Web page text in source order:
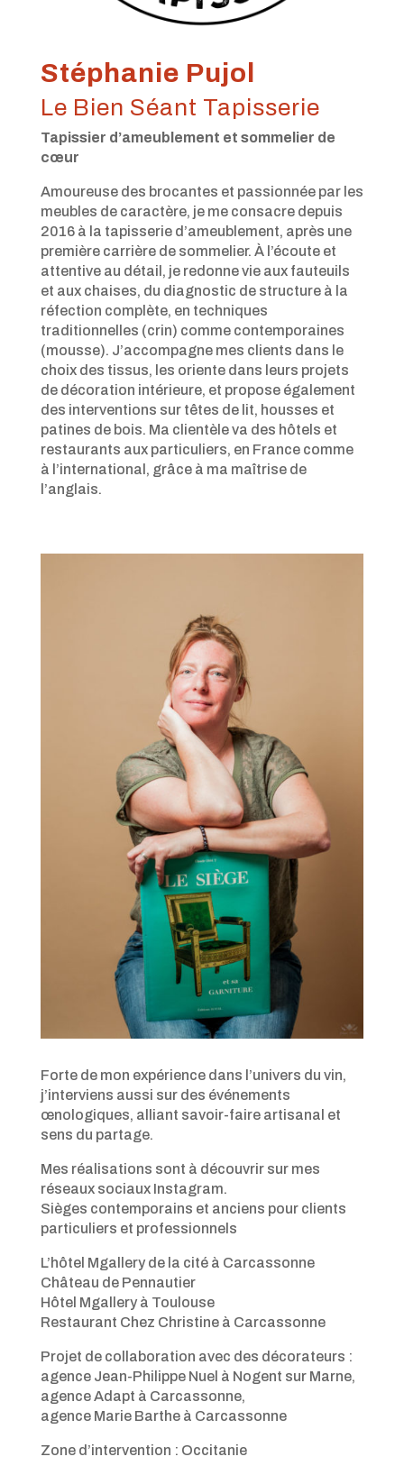
Stéphanie Pujol
Le Bien Séant Tapisserie
Tapissier d’ameublement et sommelier de
cœur
Amoureuse des brocantes et passionnée par les
meubles de caractère, je me consacre depuis
2016 à la tapisserie d’ameublement, après une
première carrière de sommelier. À l’écoute et
attentive au détail, je redonne vie aux fauteuils
et aux chaises, du diagnostic de structure à la
réfection complète, en techniques
traditionnelles (crin) comme contemporaines
(mousse). J’accompagne mes clients dans le
choix des tissus, les oriente dans leurs projets
de décoration intérieure, et propose également
des interventions sur têtes de lit, housses et
patines de bois. Ma clientèle va des hôtels et
restaurants aux particuliers, en France comme
à l’international, grâce à ma maîtrise de
l’anglais.
Forte de mon expérience dans l’univers du vin,
j’interviens aussi sur des événements
œnologiques, alliant savoir-faire artisanal et
sens du partage.
Mes réalisations sont à découvrir sur mes
réseaux sociaux Instagram.
Sièges contemporains et anciens pour clients
particuliers et professionnels
L’hôtel Mgallery de la cité à Carcassonne
Château de Pennautier
Hôtel Mgallery à Toulouse
Restaurant Chez Christine à Carcassonne
Projet de collaboration avec des décorateurs :
agence Jean-Philippe Nuel à Nogent sur Marne,
agence Adapt à Carcassonne,
agence Marie Barthe à Carcassonne
Zone d’intervention : Occitanie